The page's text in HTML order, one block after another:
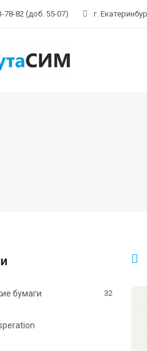
78-82 (доб. 55-07) г.
бумаги 32